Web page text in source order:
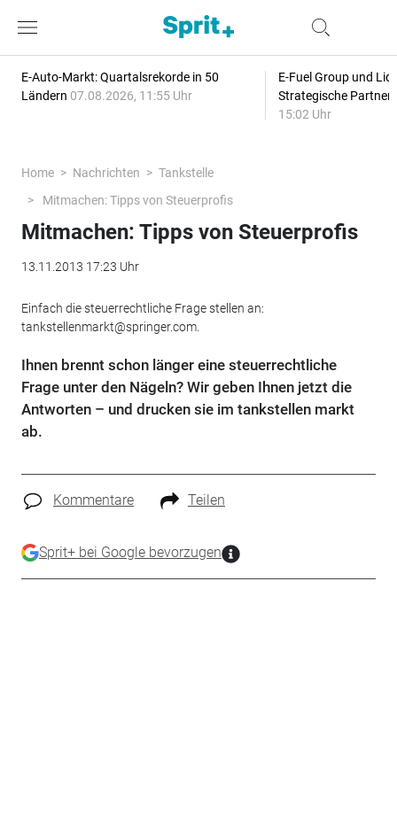
E-Auto-Markt: Quartalsrekorde in 50
Ländern 07.08.2026, 11:55 Uhr
E-Fuel Group und
Strategische
15:02 Uhr
Home Nachrichten
Tankstelle
Mitmachen: Tipps von Steuerprofis
Mitmachen: Tipps von Steuerprofis
13.11.2013 17:23 Uhr
Einfach die steuerrechtliche Frage stellen an:
tankstellenmarkt@springer.com.
Ihnen brennt schon länger eine steuerrechtliche
Frage unter den Nägeln? Wir geben Ihnen jetzt die
Antworten – und drucken sie im tankstellen markt
ab.
Kommentare Teilen
Sprit+ bei Google bevorzugen